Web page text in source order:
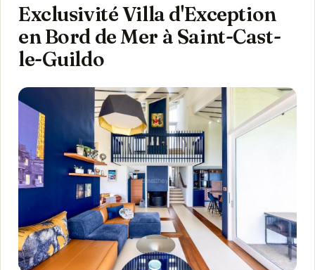
Exclusivité Villa d'Exception
en Bord de Mer à Saint-Cast-
le-Guildo